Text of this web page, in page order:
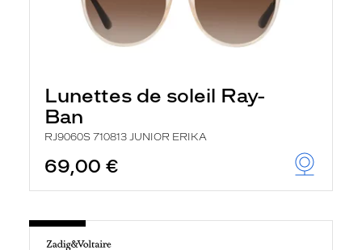
Lunettes de soleil Ray-
Ban
RJ9060S 710813 JUNIOR ERIKA
69,00 €